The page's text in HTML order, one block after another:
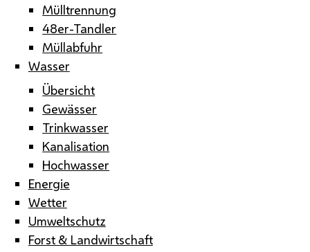
Mülltrennung
48er-Tandler
Müllabfuhr
Wasser
Übersicht
Gewässer
Trinkwasser
Kanalisation
Hochwasser
Energie
Wetter
Umweltschutz
Forst & Landwirtschaft